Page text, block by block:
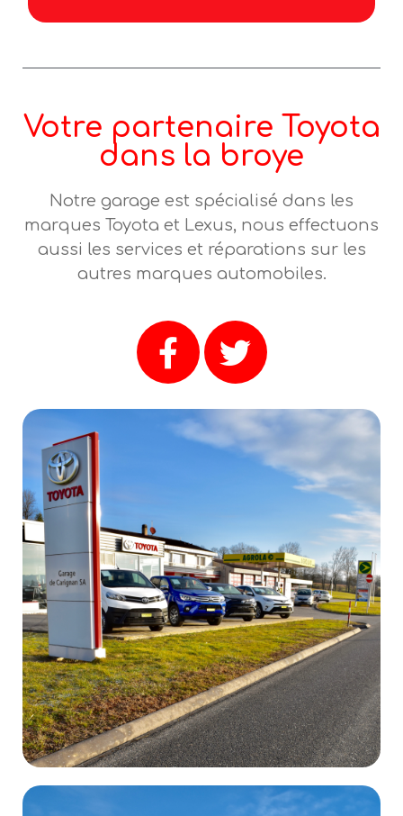
Votre partenaire Toyota
dans la broye
Notre garage est spécialisé dans les
marques Toyota et Lexus, nous effectuons
aussi les services et réparations sur les
autres marques automobiles.